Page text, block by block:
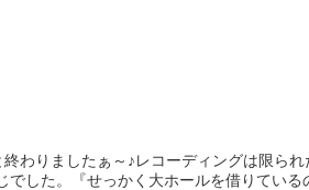
わりましたぁ～♪レコーディングは限ら
でした。『せっかく大ホールを借りてい